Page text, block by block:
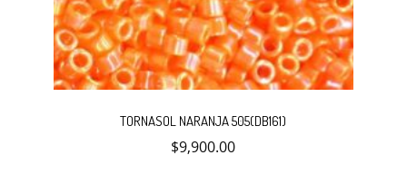
TORNASOL NARANJA 505(DB161)
$9,900.00